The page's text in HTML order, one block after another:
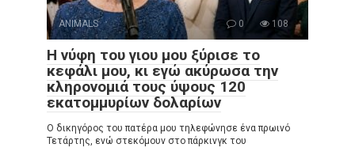
ANIMALS 0 108
Η νύφη του γιου μου ξύρισε το
κεφάλι μου, κι εγώ ακύρωσα την
κληρονομιά τους ύψους 120
εκατομμυρίων δολαρίων
Ο δικηγόρος του πατέρα μου τηλεφώνησε ένα πρωινό
Τετάρτης, ενώ στεκόμουν στο πάρκινγκ του